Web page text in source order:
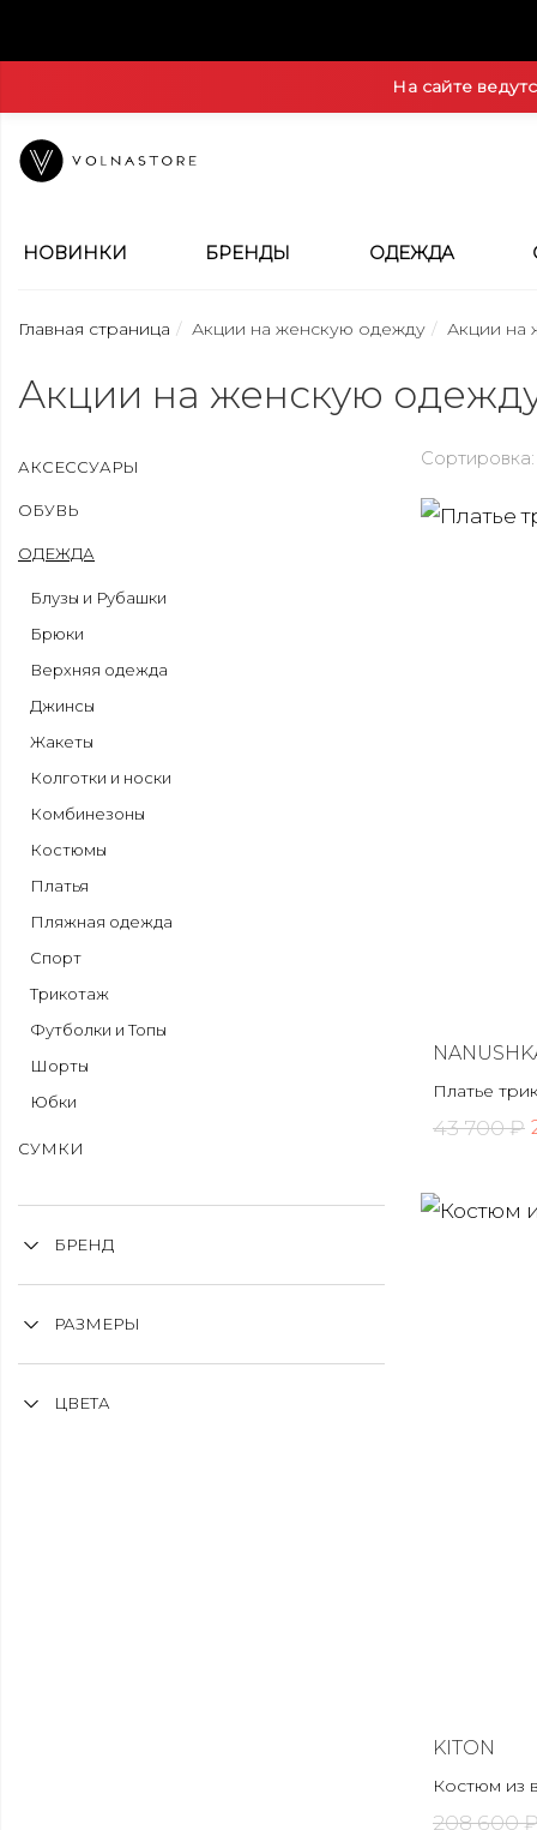
На сайте
НОВИНКИ БРЕНДЫ ОДЕЖДА
Главная страница Акции на женскую одежду Акции на
Акции на женскую
АКСЕССУАРЫ
ОБУВЬ
ОДЕЖДА
Блузы и Рубашки
Брюки
Верхняя одежда
Джинсы
Жакеты
Колготки и носки
Комбинезоны
Костюмы
Платья
Пляжная одежда
Спорт
Трикотаж
Футболки и Топы
Шорты
Юбки
СУМКИ
БРЕНД
РАЗМЕРЫ
ЦВЕТА
Сортировка:
Платье
43 700 ₽
KITON
Костюм из
208 600